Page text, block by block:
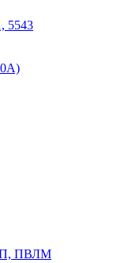
5543
ПВЛМ